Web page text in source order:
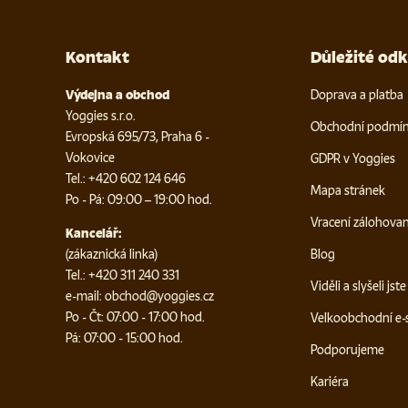
Kontakt
Výdejna a obchod
Yoggies s.r.o.
Evropská 695/73, Praha 6 -
Vokovice
Tel.: +420 602 124 646
Po - Pá: 09:00 – 19:00 hod.
Kancelář:
(zákaznická linka)
Tel.: +420 311 240 331
e-mail: obchod@yoggies.cz
Po - Čt: 07:00 - 17:00 hod.
Pá: 07:00 - 15:00 hod.
Důležité
Doprava a platba
Obchodní
GDPR v Yoggies
Mapa stránek
Vracení
Blog
Viděli a slyšeli
Velkoobchodní
Podporujeme
Kariéra